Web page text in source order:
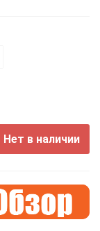
Нет в наличии